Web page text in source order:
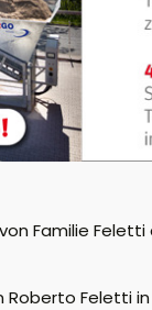
von Familie
Roberto Feletti